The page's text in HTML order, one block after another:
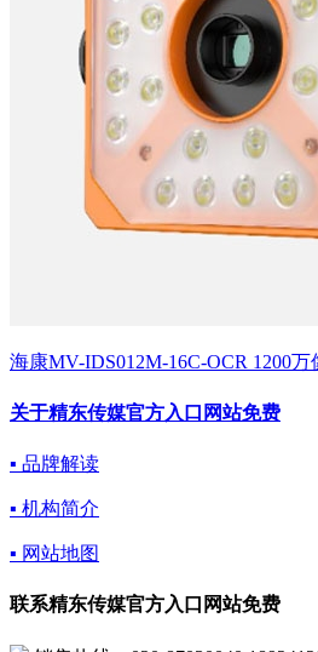
海康MV-IDS012M-16C-OCR 1200
关于精东传媒官方入口网站免费
▪ 品牌解读
▪ 机构简介
▪ 网站地图
联系精东传媒官方入口网站免费